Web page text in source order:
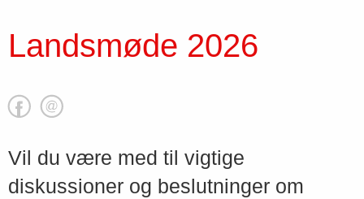
Landsmøde 2026
Vil du være med til vigtige
diskussioner og beslutninger om